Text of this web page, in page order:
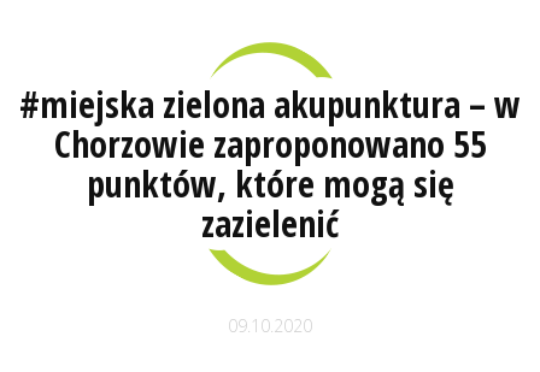
#miejska zielona akupunktura – w
Chorzowie zaproponowano 55
punktów, które mogą się
zazielenić
09.10.2020